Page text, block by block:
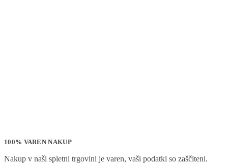
100% VAREN NAKUP
Nakup v naši spletni trgovini je varen, vaši podatki so zaščiteni.